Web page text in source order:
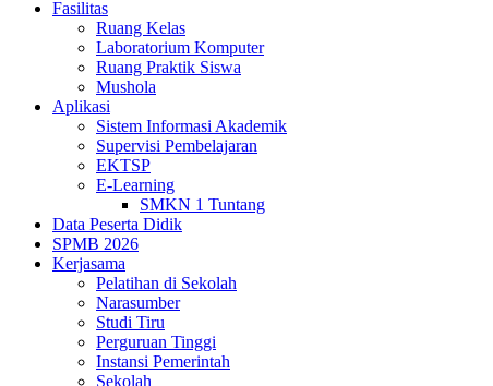
Fasilitas
Ruang Kelas
Laboratorium Komputer
Ruang Praktik Siswa
Mushola
Aplikasi
Sistem Informasi Akademik
Supervisi Pembelajaran
EKTSP
E-Learning
SMKN 1 Tuntang
Data Peserta Didik
SPMB 2026
Kerjasama
Pelatihan di Sekolah
Narasumber
Studi Tiru
Perguruan Tinggi
Instansi Pemerintah
Sekolah